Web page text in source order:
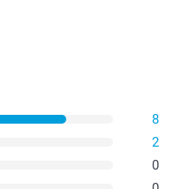
8
2
0